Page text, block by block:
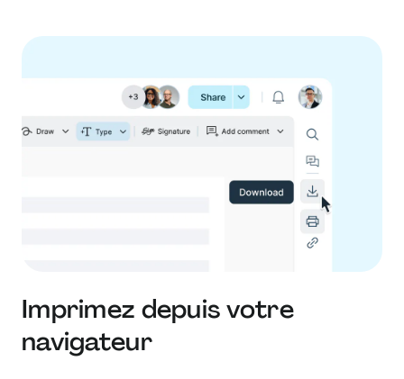
Imprimez depuis votre
navigateur